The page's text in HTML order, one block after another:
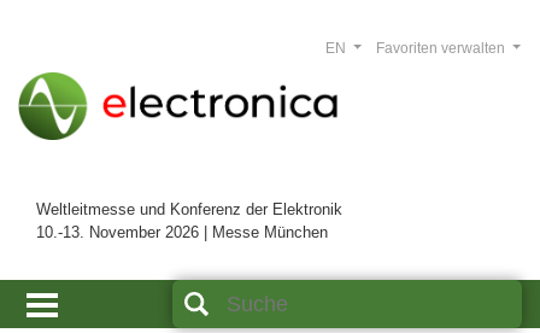
Weltleitmesse und Konferenz der Elektronik
10.-13. November 2026 | Messe München
Favoriten verwalten
EN